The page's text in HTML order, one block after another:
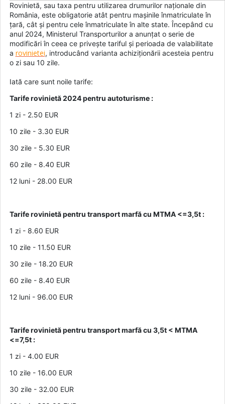
Rovinietă, sau taxa pentru utilizarea drumurilor naționale din
România, este obligatorie atât pentru mașinile înmatriculate în
țară, cât și pentru cele înmatriculate în alte state. Începând cu
anul 2024, Ministerul Transporturilor a anunțat o serie de
modificări în ceea ce privește tariful și perioada de valabilitate
a rovinietei, introducând varianta achiziționării acesteia pentru
o zi sau 10 zile.
Iată care sunt noile tarife:
Tarife rovinietă 2024 pentru autoturisme :
1 zi - 2.50 EUR
10 zile - 3.30 EUR
30 zile - 5.30 EUR
60 zile - 8.40 EUR
12 luni - 28.00 EUR
Tarife rovinietă pentru transport marfă cu MTMA <=3,5t :
1 zi - 8.60 EUR
10 zile - 11.50 EUR
30 zile - 18.20 EUR
60 zile - 8.40 EUR
12 luni - 96.00 EUR
Tarife rovinietă pentru transport marfă cu 3,5t < MTMA
<=7,5t :
1 zi - 4.00 EUR
10 zile - 16.00 EUR
30 zile - 32.00 EUR